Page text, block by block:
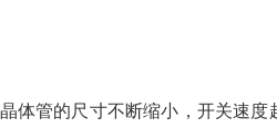
管的尺寸不断缩小，开关速